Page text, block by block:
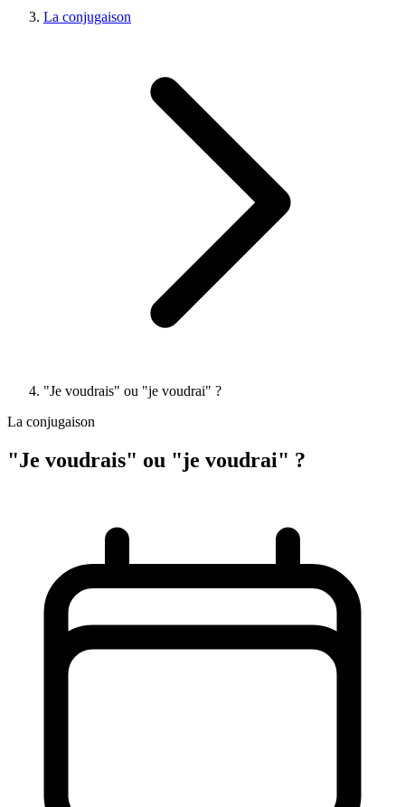
La conjugaison
"Je voudrais" ou "je voudrai" ?
La conjugaison
"Je voudrais" ou "je voudrai" ?